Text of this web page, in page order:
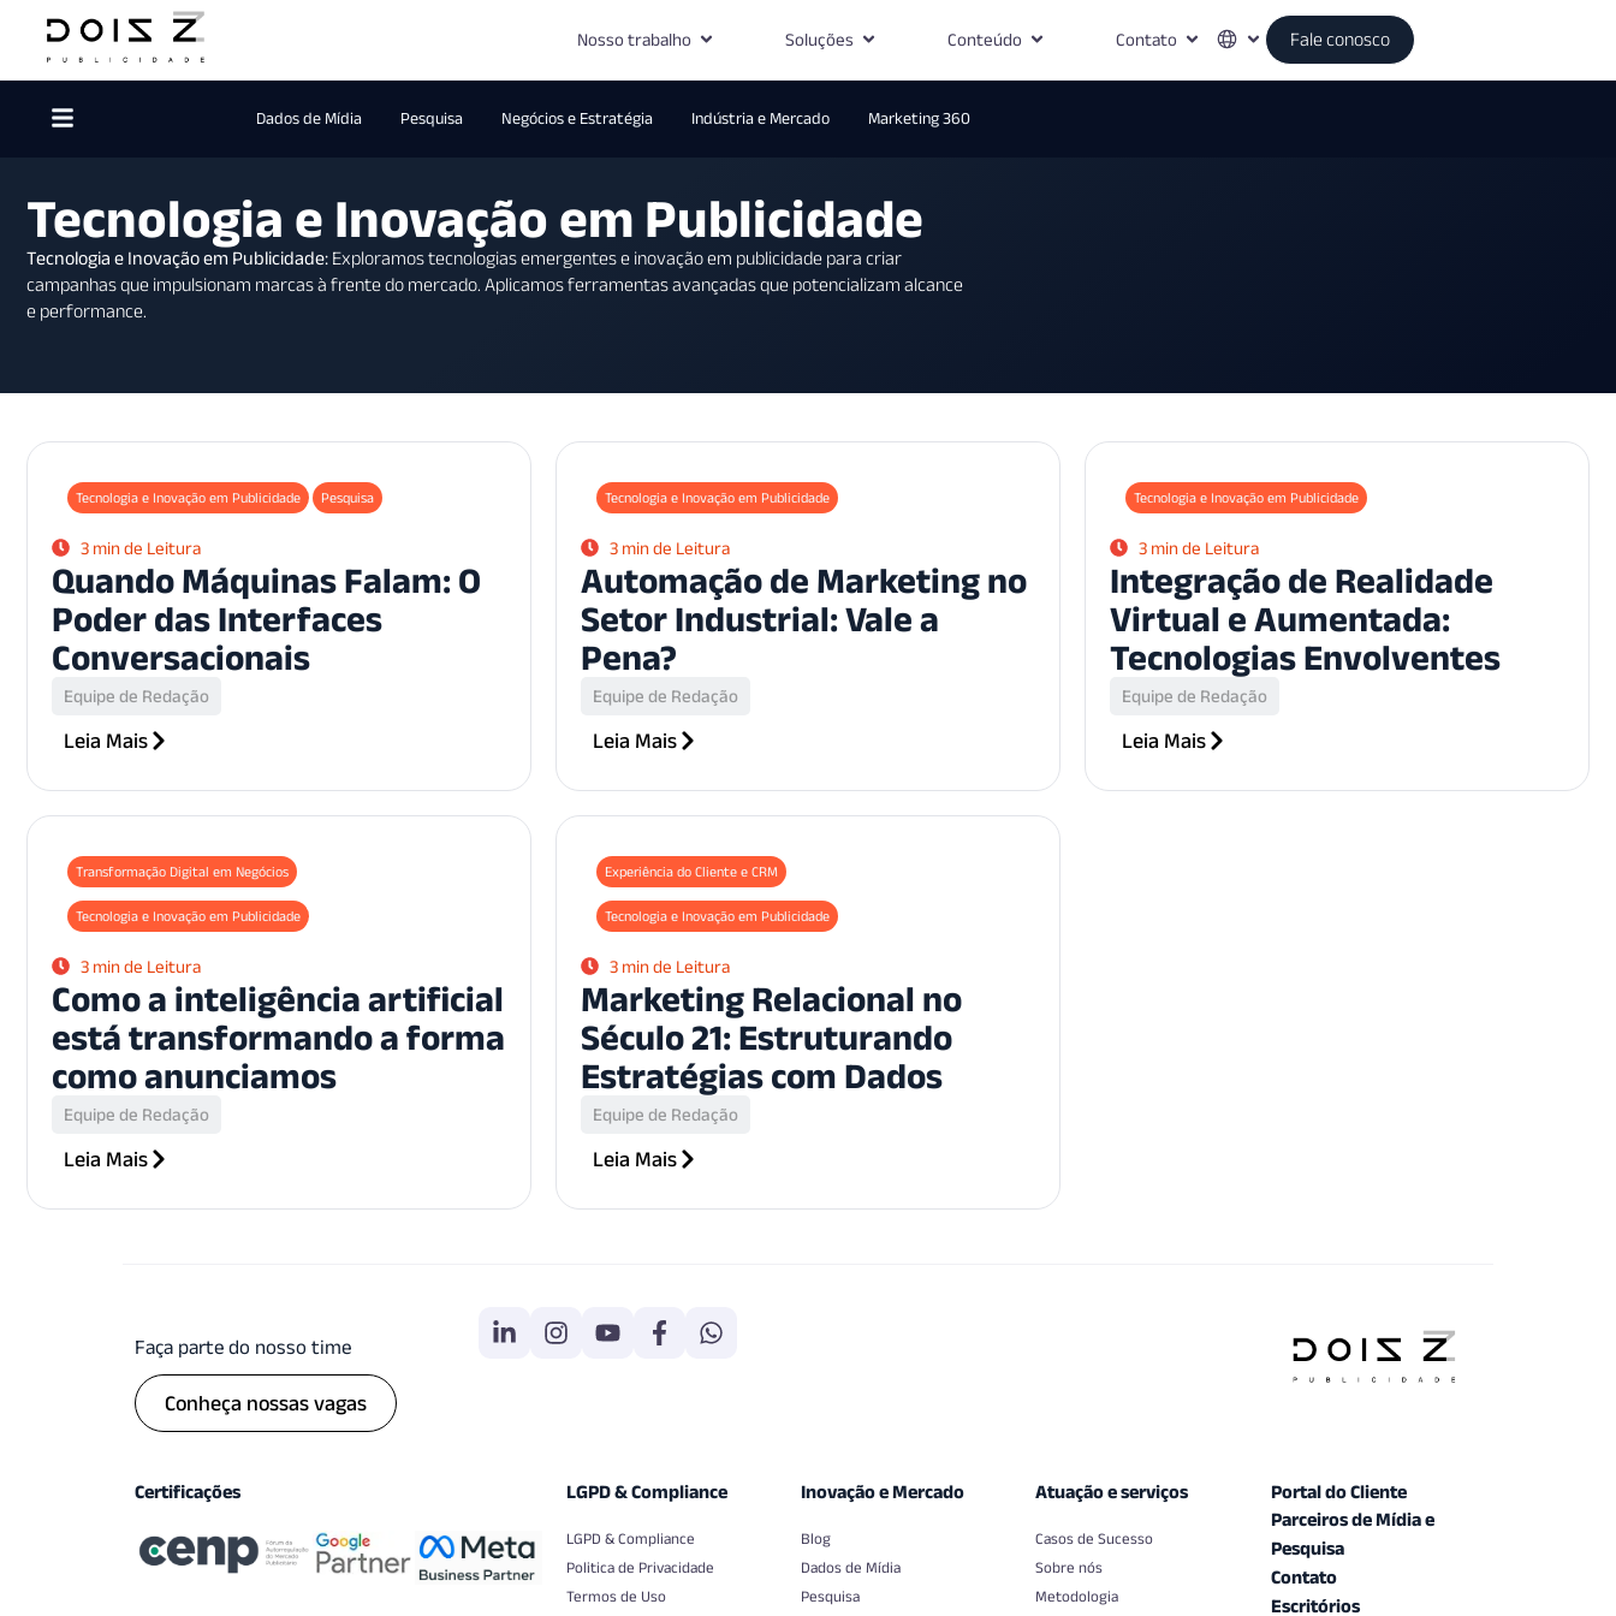
Nosso trabalho Soluções Conteúdo Contato Fale conosco
Dados de Mídia Pesquisa Negócios e Estratégia Indústria e Mercado Marketing 360
Tecnologia e Inovação em Publicidade
Tecnologia e Inovação em Publicidade: Exploramos tecnologias emergentes e inovação em publicidade para criar
campanhas que impulsionam marcas à frente do mercado. Aplicamos ferramentas avançadas que potencializam alcance
e performance.
Tecnologia e Inovação em Publicidade Pesquisa
3 min de Leitura
Quando Máquinas Falam: O
Poder das Interfaces
Conversacionais
Equipe de Redação
Leia Mais
Tecnologia e Inovação em Publicidade
3 min de Leitura
Automação de Marketing no
Setor Industrial: Vale a
Pena?
Equipe de Redação
Leia Mais
Tecnologia e Inovação em Publicidade
3 min de Leitura
Integração de Realidade
Virtual e Aumentada:
Tecnologias Envolventes
Equipe de Redação
Leia Mais
Transformação Digital em Negócios
Tecnologia e Inovação em Publicidade
3 min de Leitura
Como a inteligência artificial
está transformando a forma
como anunciamos
Equipe de Redação
Leia Mais
Experiência do Cliente e CRM
Tecnologia e Inovação em Publicidade
3 min de Leitura
Marketing Relacional no
Século 21: Estruturando
Estratégias com Dados
Equipe de Redação
Leia Mais
Faça parte do nosso time
Conheça nossas vagas
Certificações LGPD & Compliance
LGPD & Compliance
Politica de Privacidade
Termos de Uso
Inovação e Mercado
Blog
Dados de Mídia
Pesquisa
Atuação e serviços
Casos de Sucesso
Sobre nós
Metodologia
Portal do Cliente
Parceiros de Mídia e
Pesquisa
Contato
Escritórios